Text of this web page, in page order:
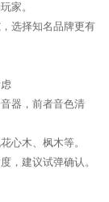
家。
选择知名品牌更有
器，前者音色清
心木、枫木等。
，建议试弹确认。